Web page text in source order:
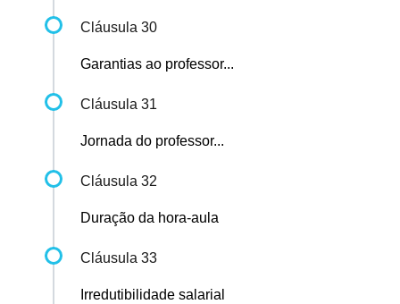
Cláusula 30
Garantias ao professor...
Cláusula 31
Jornada do professor...
Cláusula 32
Duração da hora-aula
Cláusula 33
Irredutibilidade salarial